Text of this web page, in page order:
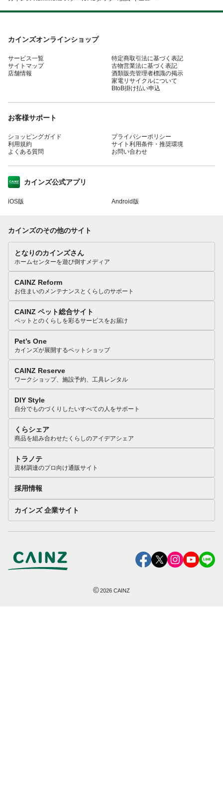
カインズオンラインショップ
サービス一覧
サイトマップ
店舗情報
特定商取引法に基づく表記
古物営業法に基づく表記
酒類販売管理者標識の掲示
家電リサイクルについて
BtoB掛け払い申込
お客様サポート
ショッピングガイド
利用規約
よくある質問
プライバシーポリシー
サイト利用条件・推奨環境
お問い合わせ
カインズ公式アプリ
iOS版 Android版
カインズのその他のサイト
となりのカインズさん
ホームセンターを遊び倒すメディア
CAINZ Reform
お住まいのメンテナンスとくらしのサポート
CAINZ ペット総合サイト
ペットとのくらしを彩るサービスをお届け
Pet’s One
カインズが展開するペットショップ
CAINZ Reserve
ワークショップ、施設予約、工具レンタル
DIY Style
自分でものづくりしたいすべての人をサポート
くらシェア
商品を組み合わせたくらしのアイデアシェア
トラノテ
資材調達のプロ向け通販サイト
採用情報
カインズ 企業サイト
©2026 CAINZ